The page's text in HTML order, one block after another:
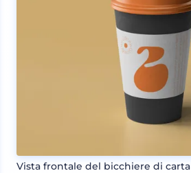
Vista frontale del bicchiere di carta